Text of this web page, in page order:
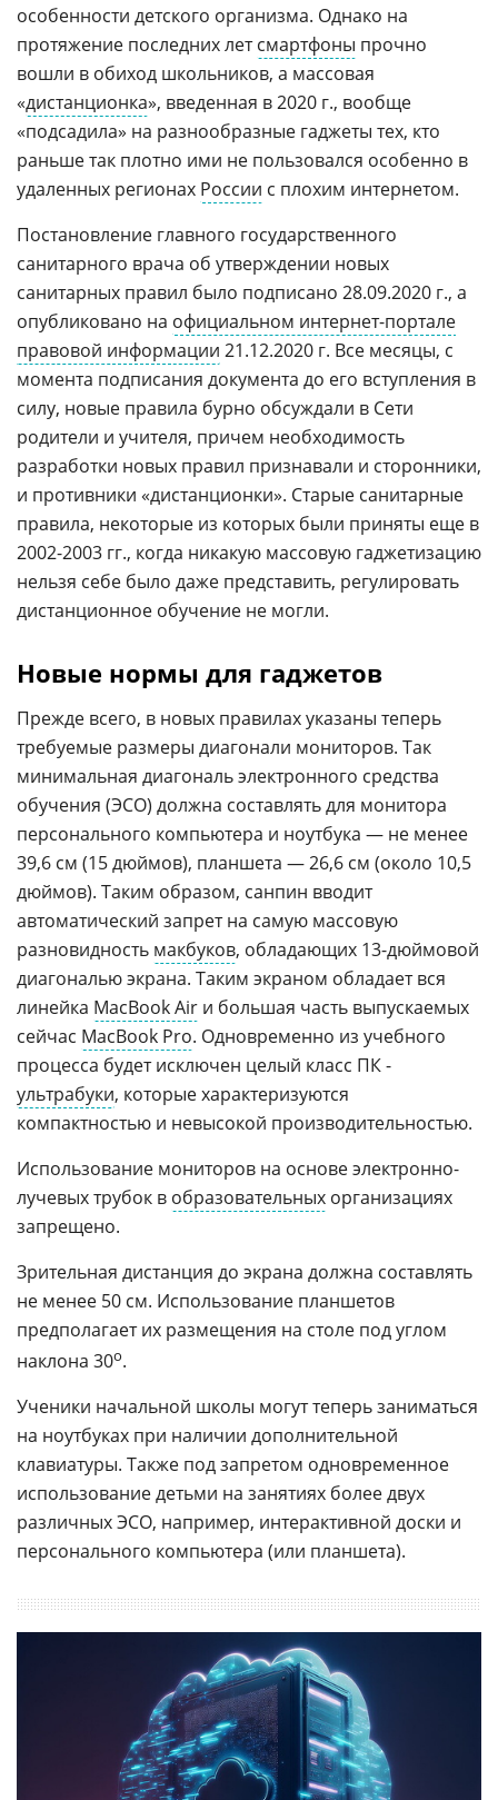
особенности детского организма. Однако на
протяжение последних летсмартфоны прочно
вошли в обиход школьников, а массовая
«дистанционка», введенная в 2020 г., вообще
«подсадила» на разнообразные гаджеты тех, кто
раньше так плотно ими не пользовался особенно в
удаленных регионах России с плохим интернетом.
Постановление главного государственного
санитарного врача об утверждении новых
санитарных правил было подписано 28.09.2020 г., а
опубликовано на официальном интернет-портале
правовой информации 21.12.2020 г. Все месяцы, с
момента подписания документа до его вступления в
силу, новые правила бурно обсуждали в Сети
родители и учителя, причем необходимость
разработки новых правил признавали и сторонники,
и противники «дистанционки». Старые санитарные
правила, некоторые из которых были приняты еще в
2002-2003 гг., когда никакую массовую гаджетизацию
нельзя себе было даже представить, регулировать
дистанционное обучение не могли.
Новые нормы для гаджетов
Прежде всего, в новых правилах указаны теперь
требуемые размеры диагонали мониторов. Так
минимальная диагональ электронного средства
обучения (ЭСО) должна составлять для монитора
персонального компьютера и ноутбука — не менее
39,6 см (15 дюймов), планшета — 26,6 см (около 10,5
дюймов). Таким образом, санпин вводит
автоматический запрет на самую массовую
разновидность макбуков, обладающих 13-дюймовой
диагональю экрана. Таким экраном обладает вся
линейка MacBook Air и большая часть выпускаемых
сейчас MacBook Pro. Одновременно из учебного
процесса будет исключен целый класс ПК -
ультрабуки, которые характеризуются
компактностью и невысокой производительностью.
Использование мониторов на основе электронно-
лучевых трубок в образовательных организациях
запрещено.
Зрительная дистанция до экрана должна составлять
не менее 50 см. Использование планшетов
предполагает их размещения на столе под углом
наклона 30o.
Ученики начальной школы могут теперь заниматься
на ноутбуках при наличии дополнительной
клавиатуры. Также под запретом одновременное
использование детьми на занятиях более двух
различных ЭСО, например, интерактивной доски и
персонального компьютера (или планшета).